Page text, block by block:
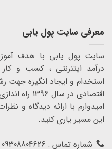
معرفی سایت پول یابی
سایت پول یابی با هدف
درآمد اینترنتی ، کسب و
استخدام و ایجاد انگیزه جهت
اقتصادی در سال 1396 راه اندازی شد.
امیدوارم با ارائه دیدگاه و
این مسیر یاری کنید.
شماره تماس : 09308804626